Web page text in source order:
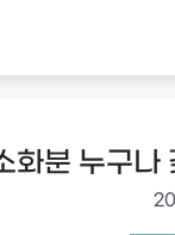
화분 누구